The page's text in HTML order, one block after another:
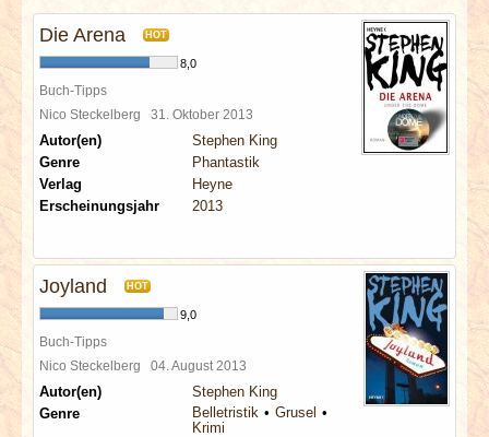
SPECIALS
REDAKTION
LINKS
Die Arena HOT
8,0
Buch-Tipps
Nico Steckelberg 31. Oktober 2013
Autor(en)
Stephen King
Genre
Phantastik
Verlag
Heyne
Erscheinungsjahr
2013
Joyland HOT
9,0
Buch-Tipps
Nico Steckelberg 04. August 2013
Autor(en)
Stephen King
Genre
Belletristik
Grusel
Krimi